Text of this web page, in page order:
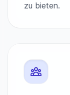
zu bieten.